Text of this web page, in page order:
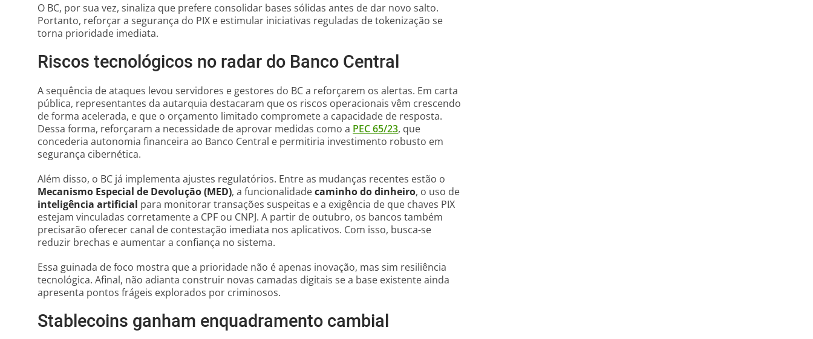
O BC, por sua vez, sinaliza que prefere consolidar bases sólidas antes de dar novo salto.
Portanto, reforçar a segurança do PIX e estimular iniciativas reguladas de tokenização se
torna prioridade imediata.
Riscos tecnológicos no radar do Banco Central
A sequência de ataques levou servidores e gestores do BC a reforçarem os alertas. Em carta
pública, representantes da autarquia destacaram que os riscos operacionais vêm crescendo
de forma acelerada, e que o orçamento limitado compromete a capacidade de resposta.
Dessa forma, reforçaram a necessidade de aprovar medidas como a PEC 65/23, que
concederia autonomia financeira ao Banco Central e permitiria investimento robusto em
segurança cibernética.
Além disso, o BC já implementa ajustes regulatórios. Entre as mudanças recentes estão o
Mecanismo Especial de Devolução (MED), a funcionalidadecaminho do dinheiro, o uso de
inteligência artificial para monitorar transações suspeitas e a exigência de que chaves PIX
estejam vinculadas corretamente a CPF ou CNPJ. A partir de outubro, os bancos também
precisarão oferecer canal de contestação imediata nos aplicativos. Com isso, busca-se
reduzir brechas e aumentar a confiança no sistema.
Essa guinada de foco mostra que a prioridade não é apenas inovação, mas sim resiliência
tecnológica. Afinal, não adianta construir novas camadas digitais se a base existente ainda
apresenta pontos frágeis explorados por criminosos.
Stablecoins ganham enquadramento cambial